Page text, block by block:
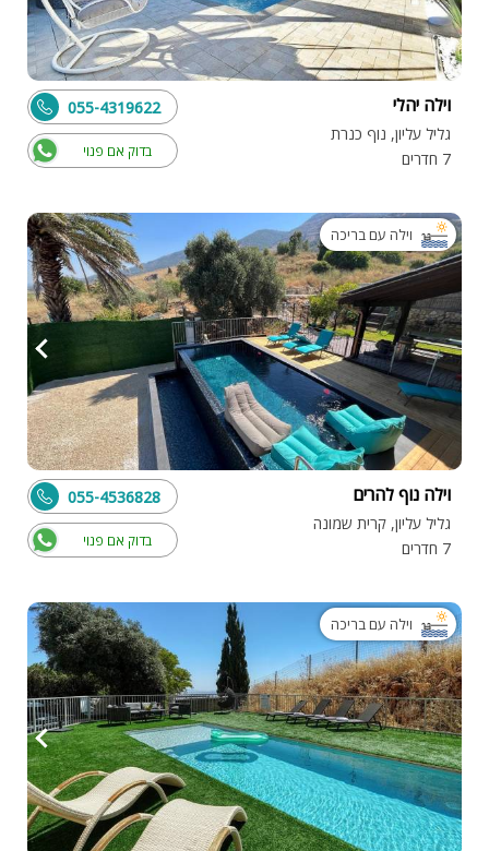
וילה יהלי
גליל עליון, נוף כנרת
7 חדרים
בדוק אם פנוי
055-4319622
וילה עם בריכה
וילה נוף להרים
גליל עליון, קרית שמונה
7 חדרים
בדוק אם פנוי
055-4536828
וילה עם בריכה